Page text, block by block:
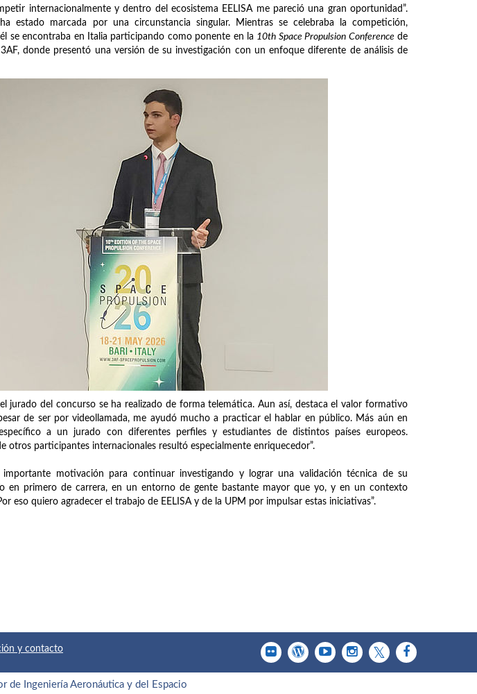
internacionalmente y dentro del ecosistema EELISA me pareció una gran oportunidad”.
estado marcada por una circunstancia singular. Mientras se celebraba la competición,
se encontraba en Italia participando como ponente en la 10th Space Propulsion Conferencede
donde presentó una versión de su investigación con un enfoque diferente de análisis de
jurado del concurso se ha realizado de forma telemática. Aun así, destaca el valor formativo
de ser por videollamada, me ayudó mucho a practicar el hablar en público. Más aún en
a un jurado con diferentes perfiles y estudiantes de distintos países europeos.
otros participantes internacionales resultó especialmente enriquecedor”.
importante motivación para continuar investigando y lograr una validación técnica de su
en primero de carrera, en un entorno de gente bastante mayor que yo, y en un contexto
eso quiero agradecer el trabajo de EELISA y de la UPM por impulsar estas iniciativas”.
y contacto
de Ingeniería Aeronáutica y del Espacio